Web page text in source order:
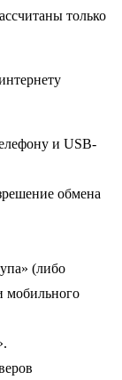
только
и USB-
обмена
(либо
мобильного